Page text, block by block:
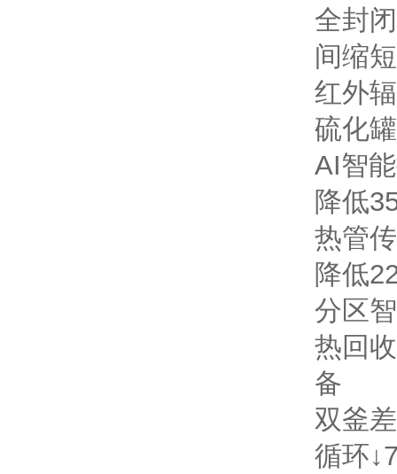
全封
间缩
红外
硫化罐
AI智
降低
热管
降低
分区
热回
备
双釜
循环